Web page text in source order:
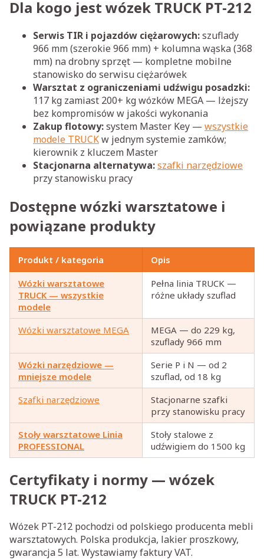
Dla kogo jest wózek TRUCK PT-212
Serwis TIR i pojazdów ciężarowych:szuflady
966 mm (szerokie 966 mm) + kolumna wąska (368
mm) na drobny sprzęt — kompletne mobilne
stanowisko do serwisu ciężarówek
Warsztat z ograniczeniami udźwigu posadzki:
117 kg zamiast 200+ kg wózków MEGA — lżejszy
bez kompromisów w jakości wykonania
Zakup flotowy:system Master Key — wszystkie
modele TRUCKw jednym systemie zamków;
kierownik z kluczem Master
Stacjonarna alternatywa:szafki narzędziowe
przy stanowisku pracy
Dostępne wózki warsztatowe i
powiązane produkty
Produkt / kategoria
Opis
Wózki warsztatowe
TRUCK — wszystkie
modele
Pełna linia TRUCK —
różne układy szuflad
Wózki warsztatowe MEGA
MEGA — do 229 kg,
szuflady 966 mm
Wózki narzędziowe —
mniejsze modele
Serie P i N — od 2
szuflad, od 18 kg
Szafki narzędziowe
Stacjonarne szafki
przy stanowisku pracy
Stoły warsztatowe Linia
PROFESSIONAL
Stoły stalowe z
udźwigiem do 1500 kg
Certyfikaty i normy — wózek
TRUCK PT-212
Wózek PT-212 pochodzi od polskiego producenta mebli
warsztatowych. Polska produkcja, lakier proszkowy,
gwarancja 5 lat. Wystawiamy faktury VAT.